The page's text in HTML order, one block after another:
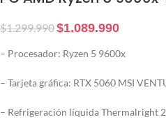
$1.299.990$1.089.990
– Procesador: Ryzen 5 9600x
– Tarjeta gráfica: RTX 5060 MSI
– Refrigeración líquida Thermalright